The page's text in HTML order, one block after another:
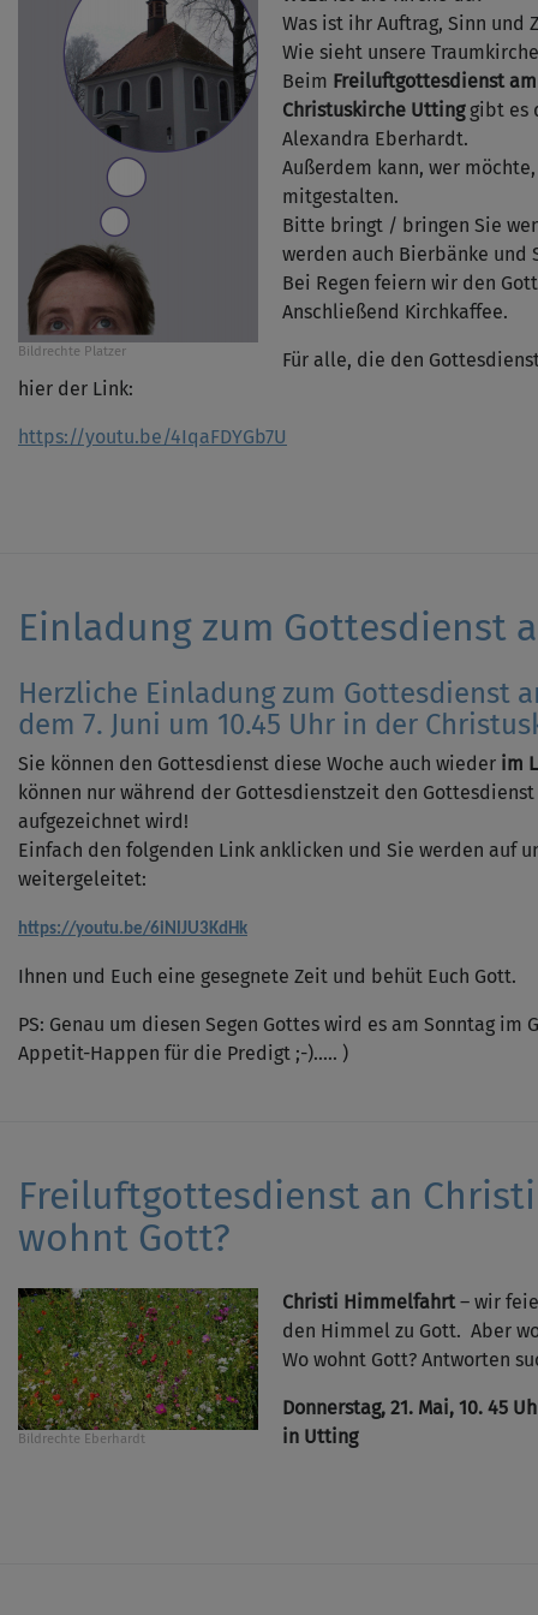
Bildrechte Platzer
Was ist ihr Auftrag, Sinn und
Wie sieht unsere
Beim Freiluftgottesdienst am
Christuskirche Uttinggibt es
Alexandra Eberhardt.
Außerdem kann, wer
mitgestalten.
Bitte bringt / bringen Sie
werden auch Bierbänke und
Bei Regen feiern wir den
Anschließend Kirchkaffee.
Für alle, die den
hier der Link:
https://youtu.be/4IqaFDYGb7U
Einladung zum Gottesdienst
Herzliche Einladung zum Gottesdienst
dem 7. Juni um 10.45 Uhr in der
Sie können den Gottesdienst diese Woche auch wieder im
können nur während der Gottesdienstzeit den
aufgezeichnet wird!
Einfach den folgenden Link anklicken und Sie werden auf
weitergeleitet:
https://youtu.be/6iNlJU3KdHk
Ihnen und Euch eine gesegnete Zeit und behüt Euch Gott.
PS: Genau um diesen Segen Gottes wird es am Sonntag
Appetit-Happen für die Predigt ;-)..... )
Freiluftgottesdienst an
wohnt Gott?
Bildrechte Eberhardt
Christi Himmelfahrt – wir
den Himmel zu Gott. Aber
Wo wohnt Gott? Antworten
Donnerstag, 21. Mai, 10. 45
in Utting